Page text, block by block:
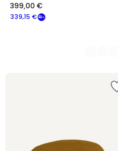
339,15 €
399,00 €